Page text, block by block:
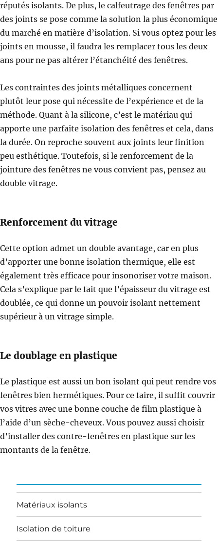
réputés isolants. De plus, le calfeutrage des fenêtres par
des joints se pose comme la solution la plus économique
du marché en matière d’isolation. Si vous optez pour les
joints en mousse, il faudra les remplacer tous les deux
ans pour ne pas altérer l’étanchéité des fenêtres.
Les contraintes des joints métalliques concernent
plutôt leur pose qui nécessite de l’expérience et de la
méthode. Quant à la silicone, c’est le matériau qui
apporte une parfaite isolation des fenêtres et cela, dans
la durée. On reproche souvent aux joints leur finition
peu esthétique. Toutefois, si le renforcement de la
jointure des fenêtres ne vous convient pas, pensez au
double vitrage.
Renforcement du vitrage
Cette option admet un double avantage, car en plus
d’apporter une bonne isolation thermique, elle est
également très efficace pour insonoriser votre maison.
Cela s’explique par le fait que l’épaisseur du vitrage est
doublée, ce qui donne un pouvoir isolant nettement
supérieur à un vitrage simple.
Le doublage en plastique
Le plastique est aussi un bon isolant qui peut rendre vos
fenêtres bien hermétiques. Pour ce faire, il suffit couvrir
vos vitres avec une bonne couche de film plastique à
l’aide d’un sèche-cheveux. Vous pouvez aussi choisir
d’installer des contre-fenêtres en plastique sur les
montants de la fenêtre.
Matériaux isolants
Isolation de toiture